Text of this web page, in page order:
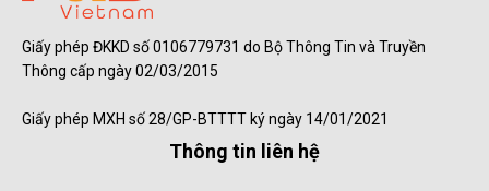
Giấy phép ĐKKD số 0106779731 do Bộ Thông Tin và Truyền
Thông cấp ngày 02/03/2015
Giấy phép MXH số 28/GP-BTTTT ký ngày 14/01/2021
Thông tin liên hệ